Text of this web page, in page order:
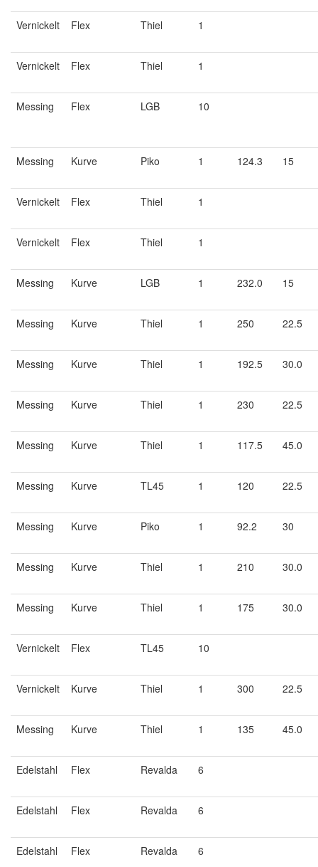
Vernickelt Flex Thiel 1
Vernickelt Flex Thiel 1
Messing Flex LGB 10
Messing Kurve Piko 1 124.3 15
Vernickelt Flex Thiel 1
Vernickelt Flex Thiel 1
Messing Kurve LGB 1 232.0 15
Messing Kurve Thiel 1 250 22.5
Messing Kurve Thiel 1 192.5 30.0
Messing Kurve Thiel 1 230 22.5
Messing Kurve Thiel 1 117.5 45.0
Messing Kurve TL45 1 120 22.5
Messing Kurve Piko 1 92.2 30
Messing Kurve Thiel 1 210 30.0
Messing Kurve Thiel 1 175 30.0
Vernickelt Flex TL45 10
Vernickelt Kurve Thiel 1 300 22.5
Messing Kurve Thiel 1 135 45.0
Edelstahl Flex Revalda 6
Edelstahl Flex Revalda 6
Edelstahl Flex Revalda 6